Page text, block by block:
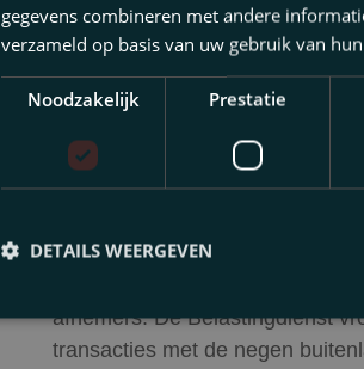
Samengevat ging het in deze
waarbij een belastingcontrole
informatie uit het buitenland
afnemers van de
waren (vermoedelijk
bijvoorbeeld ingetrokken. De
grote afnemers op basis van
is toegepast, hangt mede af van
afnemers. De Belastingdienst
transacties met de negen
gegevens combineren met andere
verzameld op basis van uw gebruik van
Noodzakelijk Prestatie
DETAILS WEERGEVEN